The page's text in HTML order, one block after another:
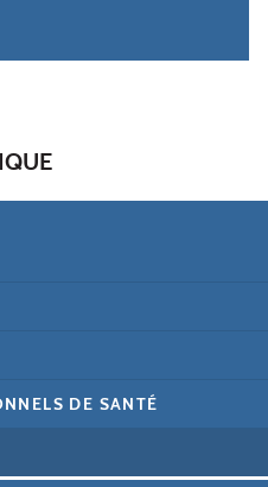
DE SANTÉ